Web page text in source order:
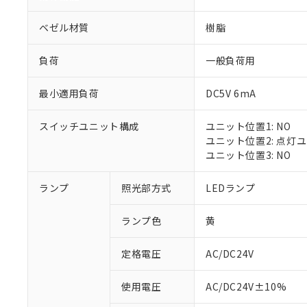
ベゼル材質 樹脂
負荷 一般負荷用
最小適用負荷 DC5V 6mA
スイッチユニット構成
ユニット位置1: NO
ユニット位置2: 点灯
ユニット位置3: NO
ランプ 照光部方式 LEDランプ
ランプ色 黄
定格電圧 AC/DC24V
使用電圧 AC/DC24V±10%
ご利用条件
※1 対応状況
調査・確認中：
非該当品：ライセ
仕入先様の事情に
があります。
※1 中国